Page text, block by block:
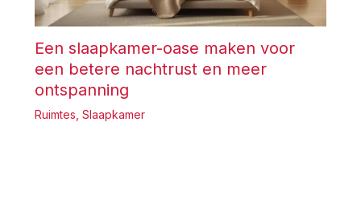
Een slaapkamer-oase maken voor
een betere nachtrust en meer
ontspanning
Ruimtes Slaapkamer